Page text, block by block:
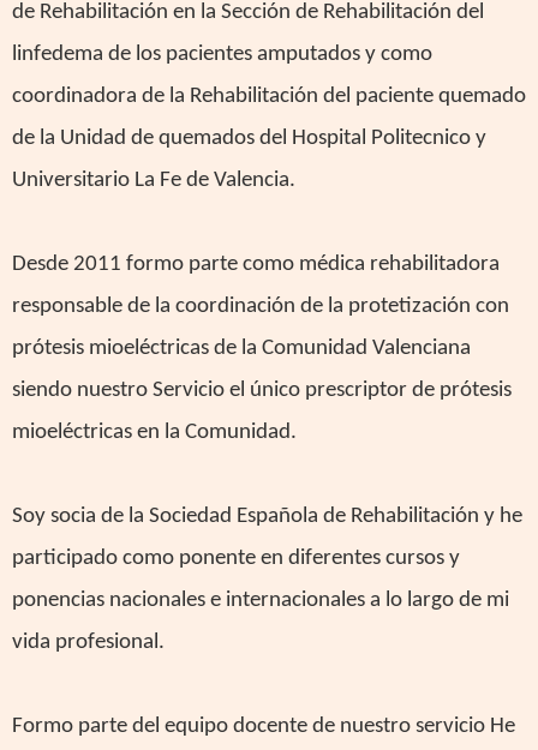
de Rehabilitación en la Sección de Rehabilitación del
linfedema de los pacientes amputados y como
coordinadora de la Rehabilitación del paciente quemado
de la Unidad de quemados del Hospital Politecnico y
Universitario La Fe de Valencia.
Desde 2011 formo parte como médica rehabilitadora
responsable de la coordinación de la protetización con
prótesis mioeléctricas de la Comunidad Valenciana
siendo nuestro Servicio el único prescriptor de prótesis
mioeléctricas en la Comunidad.
Soy socia de la Sociedad Española de Rehabilitación y he
participado como ponente en diferentes cursos y
ponencias nacionales e internacionales a lo largo de mi
vida profesional.
Formo parte del equipo docente de nuestro servicio He